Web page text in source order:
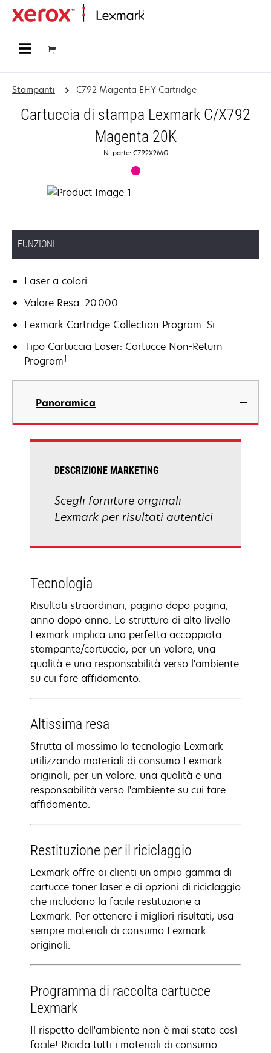
Stampanti C792 Magenta EHY Cartridge
Cartuccia di stampa Lexmark C/X792
Magenta 20K
N. parte: C792X2MG
FUNZIONI
Laser a colori
Valore Resa: 20.000
Lexmark Cartridge Collection Program: Si
Tipo Cartuccia Laser: Cartucce Non-Return
Program†
Panoramica
DESCRIZIONE MARKETING
Scegli forniture originali
Lexmark per risultati autentici
Tecnologia
Risultati straordinari, pagina dopo pagina,
anno dopo anno. La struttura di alto livello
Lexmark implica una perfetta accoppiata
stampante/cartuccia, per un valore, una
qualità e una responsabilità verso l'ambiente
su cui fare affidamento.
Altissima resa
Sfrutta al massimo la tecnologia Lexmark
utilizzando materiali di consumo Lexmark
originali, per un valore, una qualità e una
responsabilità verso l'ambiente su cui fare
affidamento.
Restituzione per il riciclaggio
Lexmark offre ai clienti un'ampia gamma di
cartucce toner laser e di opzioni di riciclaggio
che includono la facile restituzione a
Lexmark. Per ottenere i migliori risultati, usa
sempre materiali di consumo Lexmark
originali.
Programma di raccolta cartucce
Lexmark
Il rispetto dell'ambiente non è mai stato così
facile! Ricicla tutti i materiali di consumo